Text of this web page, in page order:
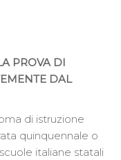
PROVA DI
DAL
di istruzione
quinquennale o
italiane statali